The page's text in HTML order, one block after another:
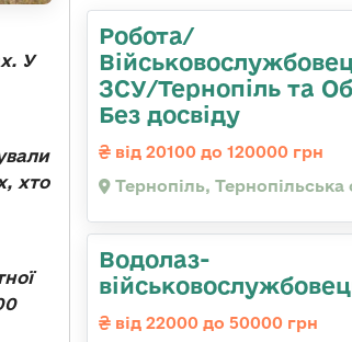
У
хто
Робота/
ЗСУ/Тернопіль та
Без досвіду
від 20100 до 120000 грн
Тернопіль, Тернопільська
Водолаз-
від 22000 до 50000 грн